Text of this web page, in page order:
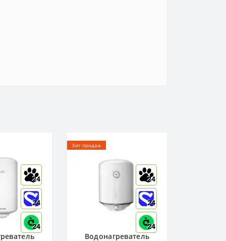
24
24
24
Хит продаж
24
24
24
Водонагреватель